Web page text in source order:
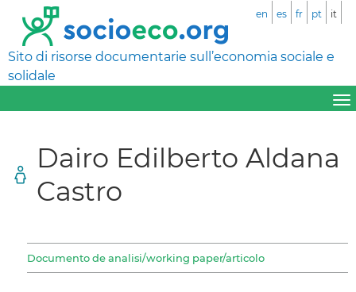
Sito di risorse documentarie sull’economia sociale e
solidale
en es fr pt it
Dairo Edilberto Aldana
Castro
Documento de analisi/working paper/articolo